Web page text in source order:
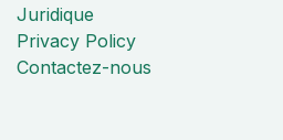
Juridique
Privacy Policy
Contactez-nous